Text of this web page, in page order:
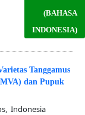
(BAHASA
INDONESIA)
Tanggamus
dan Pupuk
Indonesia